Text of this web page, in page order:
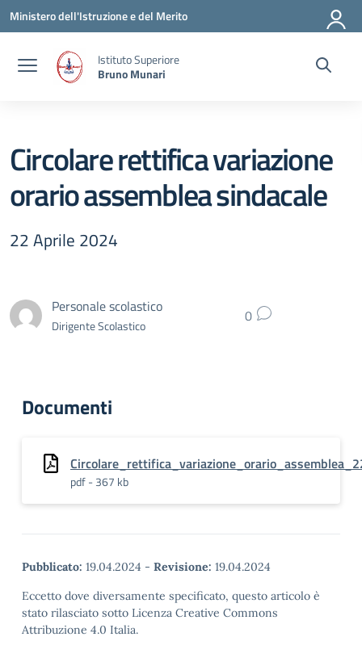
Vai ai contenuti
Vai al menu di navigazione
Vai al footer
Ministero dell'Istruzione e del Merito
Istituto Superiore
Bruno Munari
Circolare rettifica variazione
orario assemblea sindacale
22 Aprile 2024
Personale scolastico
Dirigente Scolastico 0
Documenti
pdf - 367 kb
Pubblicato: 19.04.2024 - Revisione: 19.04.2024
Eccetto dove diversamente specificato, questo articolo è
stato rilasciato sotto Licenza Creative Commons
Attribuzione 4.0 Italia.